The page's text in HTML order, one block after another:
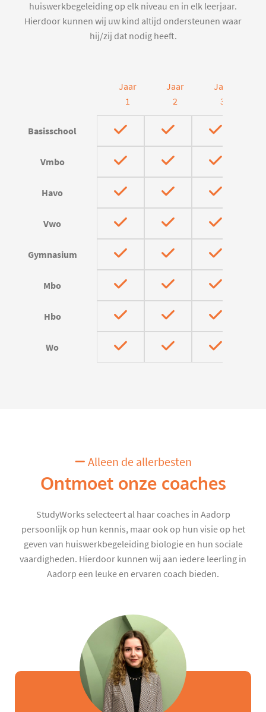
huiswerkbegeleiding op elk niveau en in elk leerjaar.
Hierdoor kunnen wij uw kind altijd ondersteunen waar
hij/zij dat nodig heeft.
Jaar
1
Jaar
2
Jaar
3
Basisschool
Vmbo
Havo
Vwo
Gymnasium
Mbo
Hbo
Wo
Alleen de allerbesten
Ontmoet onze coaches
StudyWorks selecteert al haar coaches in Aadorp
persoonlijk op hun kennis, maar ook op hun visie op het
geven van huiswerkbegeleiding biologie en hun sociale
vaardigheden. Hierdoor kunnen wij aan iedere leerling in
Aadorp een leuke en ervaren coach bieden.